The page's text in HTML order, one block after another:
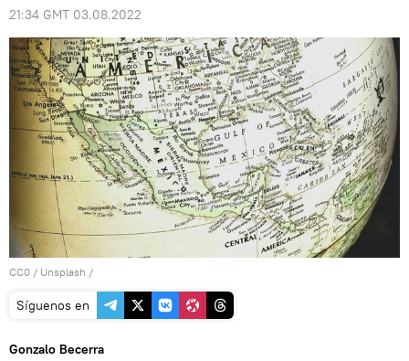
21:34 GMT 03.08.2022
CC0 / Unsplash /
Síguenos en
Gonzalo Becerra